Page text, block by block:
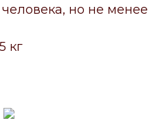
человека, но не менее
кг